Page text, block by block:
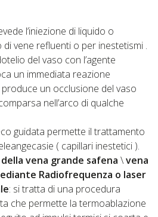
l’iniezione di liquido o
di vene refluenti o per inestetismi .
del vaso con l’agente
un immediata reazione
un occlusione del vaso
nell’arco di qualche
guidata permette il trattamento
( capillari inestetici ).
vena grande safena \vena
Radiofrequenza o laser
: si tratta di una procedura
che permette la termoablazione